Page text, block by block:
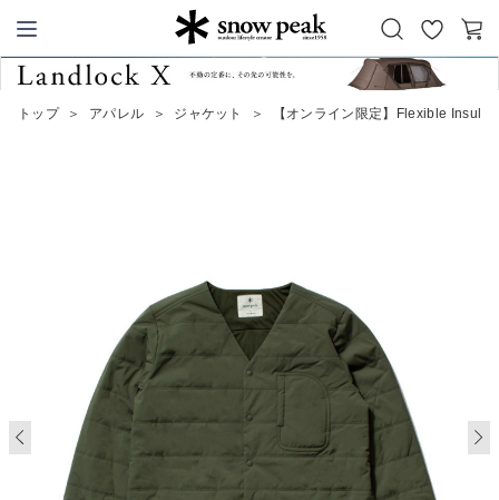
Snow Peak
お
気
カ
トップ ＞ アパレル ＞ ジャケット ＞ 【オンライン限定】Flexible